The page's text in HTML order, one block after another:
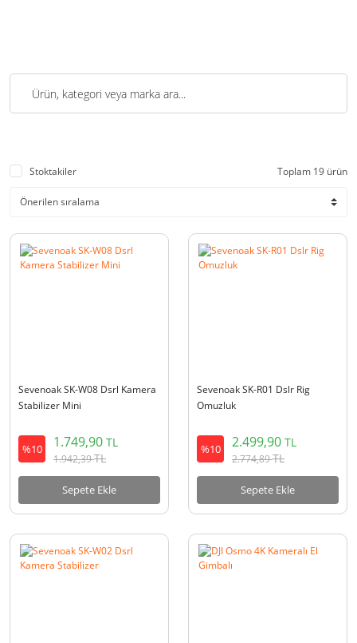
Stoktakiler Toplam 19 ürün
Sevenoak SK-W08 Dsrl Kamera
Stabilizer Mini
%10 1.749,90 TL
1.942,39TL
Sepete Ekle
Sevenoak SK-R01 Dslr Rig
Omuzluk
%10 2.499,90 TL
2.774,89TL
Sepete Ekle